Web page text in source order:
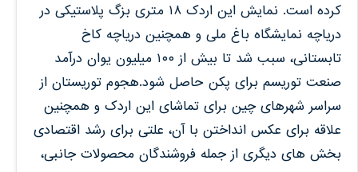
کرده است. نمایش این اردک ۱۸ متری بزگ پلاستیکی در
دریاچه نمایشگاه باغ ملی و همچنین دریاچه کاخ
تابستانی، سبب شد تا بیش از ۱۰۰ میلیون یوان درآمد
صنعت توریسم برای پکن حاصل شود.هجوم توریستان از
سراسر شهرهای چین برای تماشای این اردک و همچنین
علاقه برای عکس انداختن با آن، علتی برای رشد اقتصادی
بخش های دیگری از جمله فروشندگان محصولات جانبی،